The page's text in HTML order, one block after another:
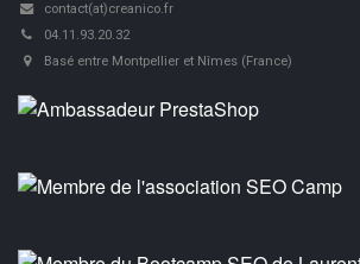
contact(at)creanico.fr
04.11.93.20.32
Basé entre Montpellier et Nîmes (France)